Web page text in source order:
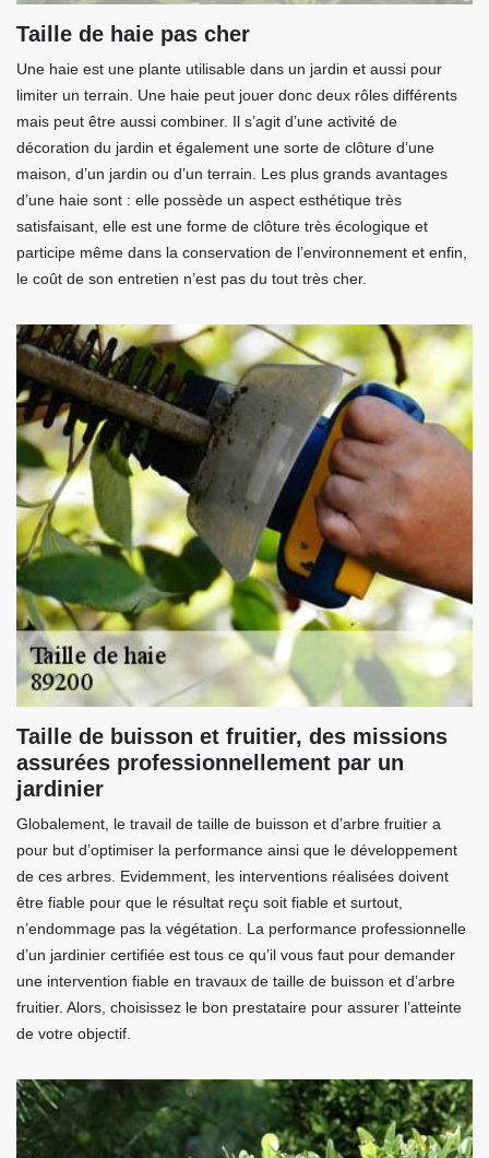
Taille de haie pas cher
Une haie est une plante utilisable dans un jardin et aussi pour
limiter un terrain. Une haie peut jouer donc deux rôles différents
mais peut être aussi combiner. Il s’agit d’une activité de
décoration du jardin et également une sorte de clôture d’une
maison, d’un jardin ou d’un terrain. Les plus grands avantages
d’une haie sont : elle possède un aspect esthétique très
satisfaisant, elle est une forme de clôture très écologique et
participe même dans la conservation de l’environnement et enfin,
le coût de son entretien n’est pas du tout très cher.
Taille de buisson et fruitier, des missions
assurées professionnellement par un
jardinier
Globalement, le travail de taille de buisson et d’arbre fruitier a
pour but d’optimiser la performance ainsi que le développement
de ces arbres. Evidemment, les interventions réalisées doivent
être fiable pour que le résultat reçu soit fiable et surtout,
n’endommage pas la végétation. La performance professionnelle
d’un jardinier certifiée est tous ce qu’il vous faut pour demander
une intervention fiable en travaux de taille de buisson et d’arbre
fruitier. Alors, choisissez le bon prestataire pour assurer l’atteinte
de votre objectif.